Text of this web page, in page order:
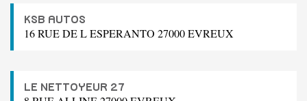
KSB AUTOS
16 RUE DE L ESPERANTO 27000 EVREUX
LE NETTOYEUR 27